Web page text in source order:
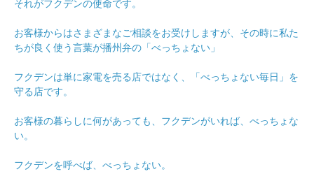
それがフクデンの使命です。
お客様からはさまざまなご相談をお受けしますが、その時に私た
ちが良く使う言葉が播州弁の「べっちょない」
フクデンは単に家電を売る店ではなく、「べっちょない毎日」を
守る店です。
お客様の暮らしに何があっても、フクデンがいれば、べっちょな
い。
フクデンを呼べば、べっちょない。